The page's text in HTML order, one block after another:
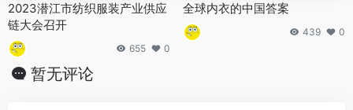
2023潜江市纺织服装产业供应
链大会召开
655 0
全球内衣的中国答案
439 0
暂无评论